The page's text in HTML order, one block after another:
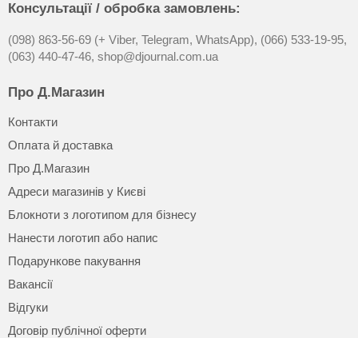
Консультації / обробка замовлень:
(098) 863-56-69 (+ Viber, Telegram, WhatsApp), (066) 533-19-95,
(063) 440-47-46, shop@djournal.com.ua
Про Д.Магазин
Контакти
Оплата й доставка
Про Д.Магазин
Адреси магазинів у Києві
Блокноти з логотипом для бізнесу
Нанести логотип або напис
Подарункове пакування
Вакансії
Відгуки
Договір публічної оферти